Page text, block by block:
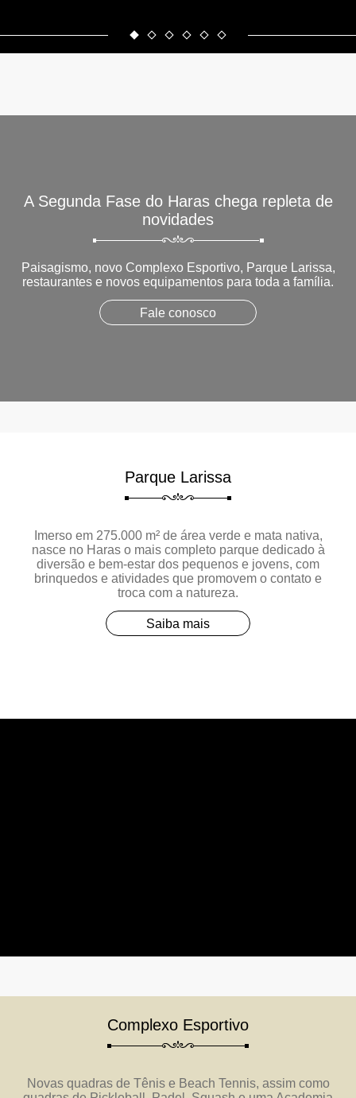
A Segunda Fase do Haras chega repleta de
novidades
Paisagismo, novo Complexo Esportivo, Parque Larissa,
restaurantes e novos equipamentos para toda a família.
Fale conosco
Parque Larissa
Imerso em 275.000 m² de área verde e mata nativa,
nasce no Haras o mais completo parque dedicado à
diversão e bem-estar dos pequenos e jovens, com
brinquedos e atividades que promovem o contato e
troca com a natureza.
Saiba mais
Complexo Esportivo
Novas quadras de Tênis e Beach Tennis, assim como